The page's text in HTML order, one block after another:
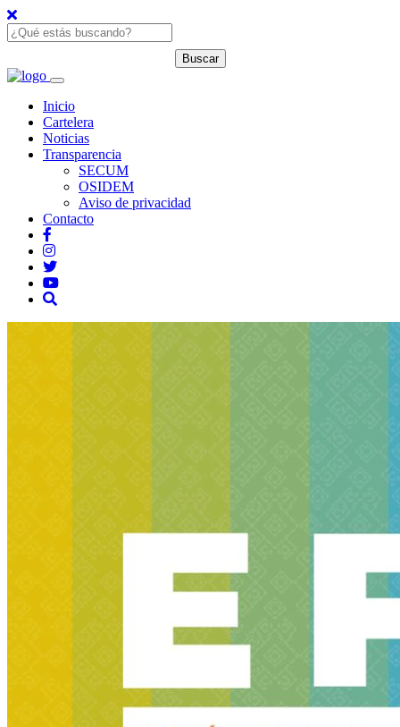
Inicio
Cartelera
Noticias
Transparencia
SECUM
OSIDEM
Aviso de privacidad
Contacto